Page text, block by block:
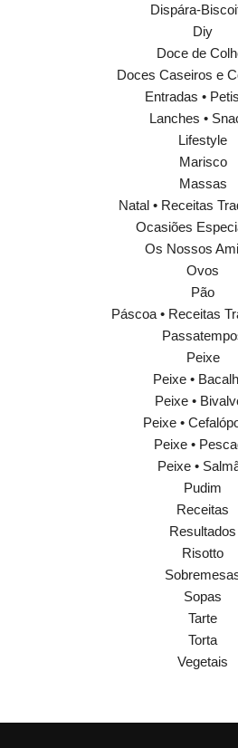
Dispára-
Diy
Doce de
Doces Caseiros e
Entradas •
Lanches •
Lifestyle
Marisco
Massas
Natal • Receitas
Ocasiões
Os Nossos
Ovos
Pão
Páscoa • Receitas
Peixe
Peixe •
Peixe •
Peixe •
Peixe •
Peixe •
Pudim
Receitas
Resultados
Risotto
Sopas
Tarte
Torta
Vegetais